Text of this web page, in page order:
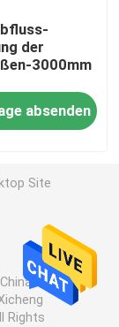
der
3000mm
absenden
Site
China
Rights